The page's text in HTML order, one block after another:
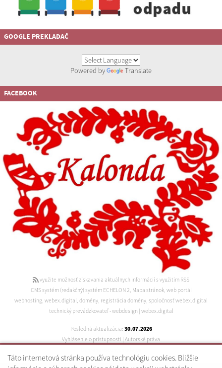
Táto internetová stránka používa technológiu cookies. Bližšie
GOOGLE PREKLADAČ
Powered by Translate
FACEBOOK
využite možnosť získavania aktuálnych informácií s využitím RSS
CMS systém (redakčný) systém ECHELON 2, Mapa stránok, web portál
webhosting, webex.digital , domény, registrácia domény, spoločnosť webex.digital
technický prevádzkovateľ-webdesign webex.digital
Posledná aktualizácia: 30.07.2026
Vyhlásenie o prístupnosti | Autorské práva